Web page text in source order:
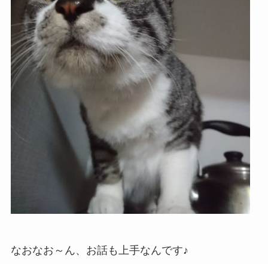
なおなお～ん、お話も上手なんです♪